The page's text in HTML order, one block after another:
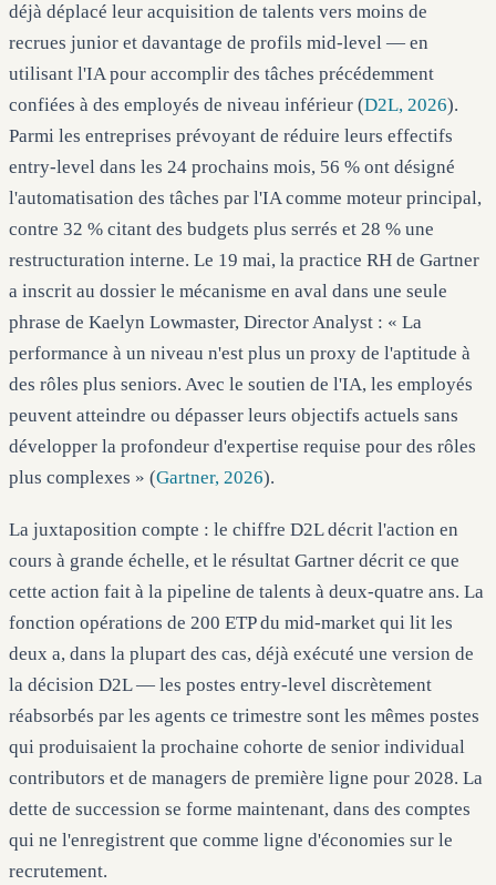
déjà déplacé leur acquisition de talents vers moins de
recrues junior et davantage de profils mid-level — en
utilisant l'IA pour accomplir des tâches précédemment
confiées à des employés de niveau inférieur (D2L, 2026).
Parmi les entreprises prévoyant de réduire leurs effectifs
entry-level dans les 24 prochains mois, 56 % ont désigné
l'automatisation des tâches par l'IA comme moteur principal,
contre 32 % citant des budgets plus serrés et 28 % une
restructuration interne. Le 19 mai, la practice RH de Gartner
a inscrit au dossier le mécanisme en aval dans une seule
phrase de Kaelyn Lowmaster, Director Analyst : « La
performance à un niveau n'est plus un proxy de l'aptitude à
des rôles plus seniors. Avec le soutien de l'IA, les employés
peuvent atteindre ou dépasser leurs objectifs actuels sans
développer la profondeur d'expertise requise pour des rôles
plus complexes » (Gartner, 2026).
La juxtaposition compte : le chiffre D2L décrit l'action en
cours à grande échelle, et le résultat Gartner décrit ce que
cette action fait à la pipeline de talents à deux-quatre ans. La
fonction opérations de 200 ETP du mid-market qui lit les
deux a, dans la plupart des cas, déjà exécuté une version de
la décision D2L — les postes entry-level discrètement
réabsorbés par les agents ce trimestre sont les mêmes postes
qui produisaient la prochaine cohorte de senior individual
contributors et de managers de première ligne pour 2028. La
dette de succession se forme maintenant, dans des comptes
qui ne l'enregistrent que comme ligne d'économies sur le
recrutement.